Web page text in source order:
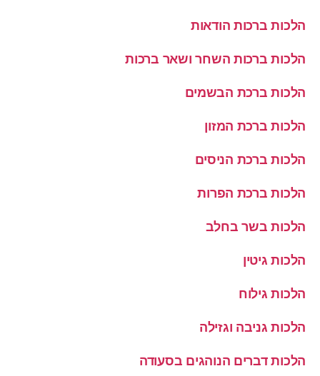
הלכות ברכות הודאות
הלכות ברכות השחר ושאר ברכות
הלכות ברכת הבשמים
הלכות ברכת המזון
הלכות ברכת הניסים
הלכות ברכת הפרות
הלכות בשר בחלב
הלכות גיטין
הלכות גילוח
הלכות גניבה וגזילה
הלכות דברים הנוהגים בסעודה